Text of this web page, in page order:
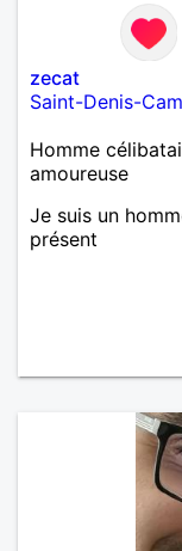
zecat
Saint-Denis-
Homme
amoureuse
Je suis un
présent